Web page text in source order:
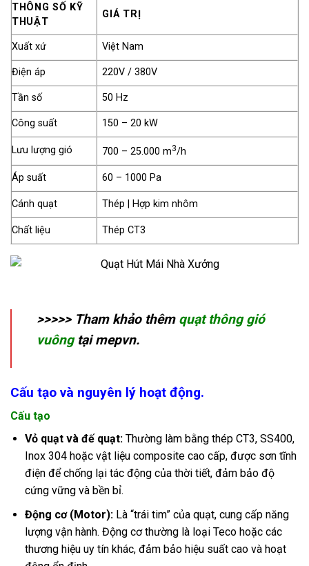
THÔNG SỐ KỸ
THUẬT
GIÁ TRỊ
Xuất xứ Việt Nam
Điện áp 220V / 380V
Tần số 50 Hz
Công suất 150 – 20 kW
Lưu lượng gió 700 – 25.000 m3/h
Áp suất 60 – 1000 Pa
Cánh quạt Thép | Hợp kim nhôm
Chất liệu Thép CT3
>>>>> Tham khảo thêm quạt thông gió
vuôngtại mepvn.
Cấu tạo và nguyên lý hoạt động.
Cấu tạo
Vỏ quạt và đế quạt:Thường làm bằng thép CT3, SS400,
Inox 304 hoặc vật liệu composite cao cấp, được sơn tĩnh
điện để chống lại tác động của thời tiết, đảm bảo độ
cứng vững và bền bỉ.
Động cơ (Motor):Là “trái tim” của quạt, cung cấp năng
lượng vận hành. Động cơ thường là loại Teco hoặc các
thương hiệu uy tín khác, đảm bảo hiệu suất cao và hoạt